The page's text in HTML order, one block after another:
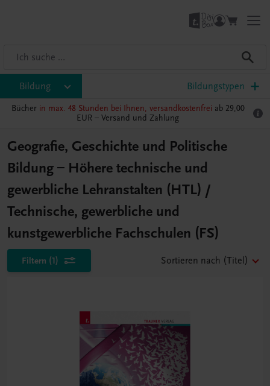
Bildung Bildungstypen
Bücher in max. 48 Stunden bei Ihnen, versandkostenfrei ab 29,00
EUR – Versand und Zahlung
Geografie, Geschichte und Politische
Bildung – Höhere technische und
gewerbliche Lehranstalten (HTL) /
Technische, gewerbliche und
kunstgewerbliche Fachschulen (FS)
Filtern (1) Sortieren nach (Titel)